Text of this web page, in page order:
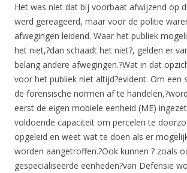
Het was niet dat bij voorbaat afwijzend op
werd gereageerd, maar voor de politie
afwegingen leidend. Waar het publiek
het niet,?dan schaadt het niet?, gelden er
belang andere afwegingen.?Wat in dat
voor het publiek niet altijd?evident. Om een
de forensische normen af te
eerst de eigen mobiele eenheid (ME)
voldoende capaciteit om percelen te
opgeleid en weet wat te doen als er
worden aangetroffen.?Ook kunnen ? zoals
gespecialiseerde eenheden?van Defensie